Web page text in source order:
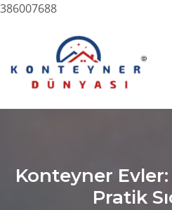
386007688
Konteyner
Pratik